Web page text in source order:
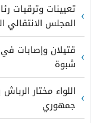
تعيينات وترقيات
المجلس الانتقالي
قتيلان وإصابات
شبوة
اللواء مختار
جمهوري